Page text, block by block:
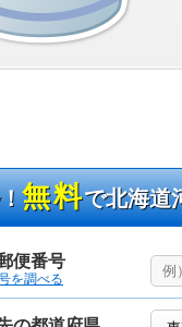
無料で北海道
便番号
を調べる